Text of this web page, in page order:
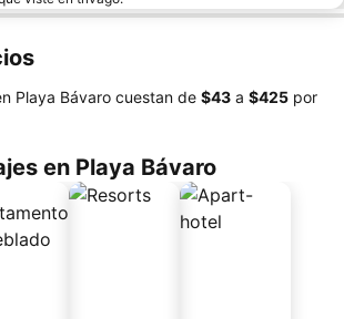
Playa Bávaro cuestan de ‎$43 a ‎$425 por
en Playa Bávaro